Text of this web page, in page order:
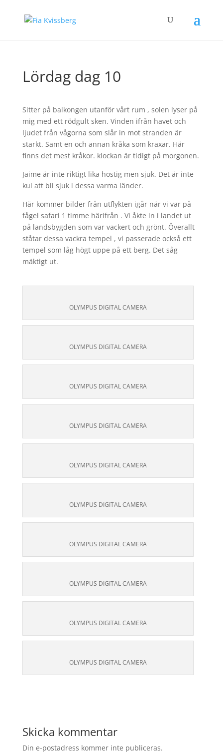
Lördag dag 10
Sitter på balkongen utanför vårt rum , solen lyser på
mig med ett rödgult sken. Vinden ifrån havet och
ljudet från vågorna som slår in mot stranden är
starkt. Samt en och annan kråka som kraxar. Här
finns det mest kråkor. klockan är tidigt på morgonen.
Jaime är inte riktigt lika hostig men sjuk. Det är inte
kul att bli sjuk i dessa varma länder.
Här kommer bilder från utflykten igår när vi var på
fågel safari 1 timme härifrån . Vi åkte in i landet ut
på landsbygden som var vackert och grönt. Överallt
ståtar dessa vackra tempel , vi passerade också ett
tempel som låg högt uppe på ett berg. Det såg
mäktigt ut.
OLYMPUS DIGITAL CAMERA
OLYMPUS DIGITAL CAMERA
OLYMPUS DIGITAL CAMERA
OLYMPUS DIGITAL CAMERA
OLYMPUS DIGITAL CAMERA
OLYMPUS DIGITAL CAMERA
OLYMPUS DIGITAL CAMERA
OLYMPUS DIGITAL CAMERA
OLYMPUS DIGITAL CAMERA
OLYMPUS DIGITAL CAMERA
Skicka kommentar
Din e-postadress kommer inte publiceras.